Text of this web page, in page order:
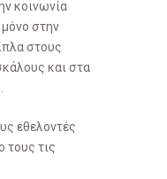
κοινωνία
στην
στους
και στα
εθελοντές
τους τις